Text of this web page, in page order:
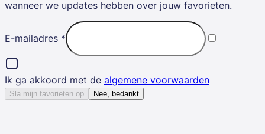
wanneer we updates hebben over jouw favorieten.
E-mailadres *
Ik ga akkoord met de algemene voorwaarden
Sla mijn favorieten op Nee, bedankt